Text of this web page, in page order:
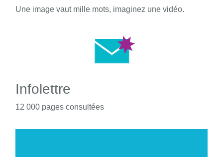
Une image vaut mille mots, imaginez une vidéo.
Infolettre
12 000 pages consultées